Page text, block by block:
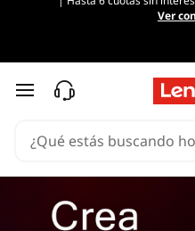
Ver
Ir al contenido principal